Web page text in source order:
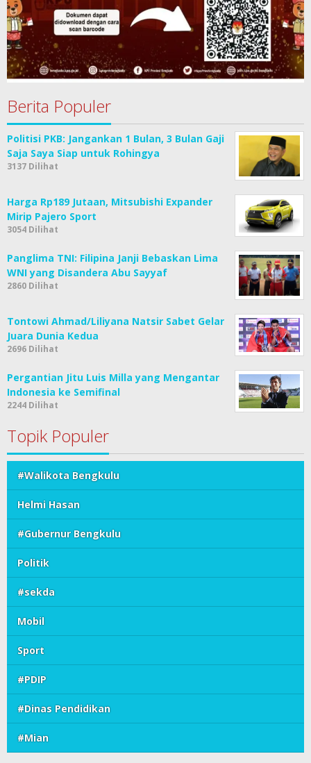
Berita Populer
Politisi PKB: Jangankan 1 Bulan, 3 Bulan Gaji
Saja Saya Siap untuk Rohingya
3137 Dilihat
Harga Rp189 Jutaan, Mitsubishi Expander
Mirip Pajero Sport
3054 Dilihat
Panglima TNI: Filipina Janji Bebaskan Lima
WNI yang Disandera Abu Sayyaf
2860 Dilihat
Tontowi Ahmad/Liliyana Natsir Sabet Gelar
Juara Dunia Kedua
2696 Dilihat
Pergantian Jitu Luis Milla yang Mengantar
Indonesia ke Semifinal
2244 Dilihat
Topik Populer
#Walikota Bengkulu
Helmi Hasan
#Gubernur Bengkulu
Politik
#sekda
Mobil
Sport
#PDIP
#Dinas Pendidikan
#Mian